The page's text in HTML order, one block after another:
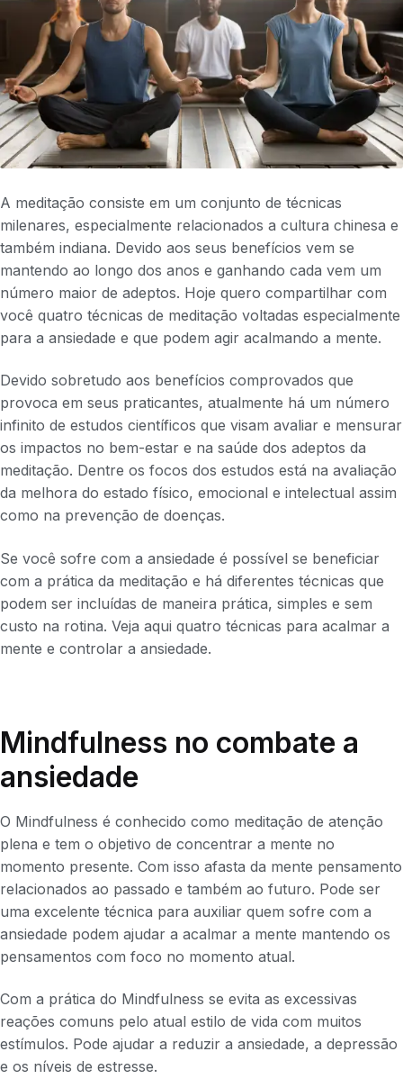
A meditação consiste em um conjunto de técnicas
milenares, especialmente relacionados a cultura chinesa e
também indiana. Devido aos seus benefícios vem se
mantendo ao longo dos anos e ganhando cada vem um
número maior de adeptos. Hoje quero compartilhar com
você quatro técnicas de meditação voltadas especialmente
para a ansiedade e que podem agir acalmando a mente.
Devido sobretudo aos benefícios comprovados que
provoca em seus praticantes, atualmente há um número
infinito de estudos científicos que visam avaliar e mensurar
os impactos no bem-estar e na saúde dos adeptos da
meditação. Dentre os focos dos estudos está na avaliação
da melhora do estado físico, emocional e intelectual assim
como na prevenção de doenças.
Se você sofre com a ansiedade é possível se beneficiar
com a prática da meditação e há diferentes técnicas que
podem ser incluídas de maneira prática, simples e sem
custo na rotina. Veja aqui quatro técnicas para acalmar a
mente e controlar a ansiedade.
Mindfulness no combate a
ansiedade
O Mindfulness é conhecido como meditação de atenção
plena e tem o objetivo de concentrar a mente no
momento presente. Com isso afasta da mente pensamento
relacionados ao passado e também ao futuro. Pode ser
uma excelente técnica para auxiliar quem sofre com a
ansiedade podem ajudar a acalmar a mente mantendo os
pensamentos com foco no momento atual.
Com a prática do Mindfulness se evita as excessivas
reações comuns pelo atual estilo de vida com muitos
estímulos. Pode ajudar a reduzir a ansiedade, a depressão
e os níveis de estresse.